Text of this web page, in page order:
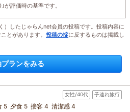
が評価時の基準です。
）したじゃらんnet会員の投稿です。投稿内容に
とがあります。 投稿の掟に反するものは掲載し
ランをみる
女性/40代 子連れ旅行
5 夕食 5 接客 4 清潔感 4